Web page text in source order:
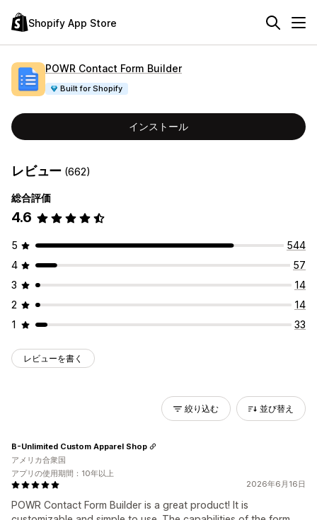
Shopify App Store
POWR Contact Form Builder
Built for Shopify
インストール
レビュー (662)
総合評価
4.6
5
544
4
57
3
14
2
14
1
33
レビューを書く
絞り込む 並び替え
2026年6月16日
POWR Contact Form Builder is a great product! It is
B-Unlimited Custom Apparel Shop
アメリカ合衆国
アプリの使用期間：10年以上